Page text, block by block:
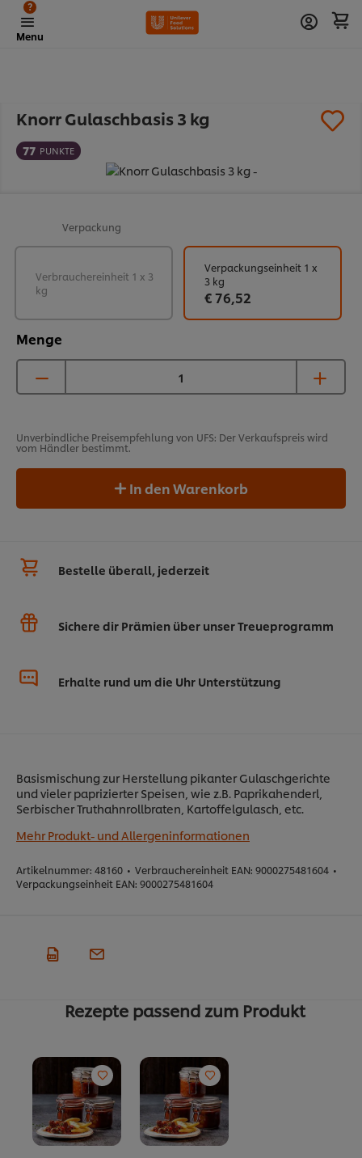
Menu
?
Knorr Gulaschbasis 3 kg
77 PUNKTE
Verpackung
Menge
Verbrauchereinheit 1 x 3
kg
Verpackungseinheit 1 x
3 kg
€ 76,52
Unverbindliche Preisempfehlung von UFS: Der Verkaufspreis wird
vom Händler bestimmt.
In den Warenkorb
Bestelle überall, jederzeit
Sichere dir Prämien über unser Treueprogramm
Erhalte rund um die Uhr Unterstützung
Basismischung zur Herstellung pikanter Gulaschgerichte
und vieler paprizierter Speisen, wie z.B. Paprikahenderl,
Serbischer Truthahnrollbraten, Kartoffelgulasch, etc.
Mehr Produkt- und Allergeninformationen
Artikelnummer: 48160 • Verbrauchereinheit EAN: 9000275481604 •
Verpackungseinheit EAN: 9000275481604
Rezepte passend zum Produkt